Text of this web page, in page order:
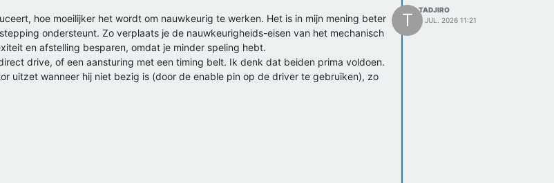
reinforcement learning die ook waardevol zijn.
hier ook een boek over geschreven, maar heeft ook wetenschappelijke
te vinden in samenwerking met Stickgold. Hierin kan je specifiek zoeken op
in de hippocampus en heet hierom ook hippocampal replay. Tijdens de slaap
ervaring.
learning en dromen op elkaar lijken met als onderzoeksvraag: Welke
hoe moeilijker het wordt om nauwkeurig te werken. Het is in mijn mening beter
ondersteunt. Zo verplaats je de nauwkeurigheids-eisen van het mechanisch
en afstelling besparen, omdat je minder speling hebt.
drive, of een aansturing met een timing belt. Ik denk dat beiden prima voldoen.
uitzet wanneer hij niet bezig is (door de enable pin op de driver te gebruiken), zo
afhankelijk van microstepping, maar dat is niet per se een groot voordeel. Vaak
niet per se een meer nauwkeurige.
trilling dempen vanwege de elasticiteit van de belt. Ook raad ik aan om het
op de belt monteert, beweegt het systeem misschien strakker, maar ook
T
TADJIRO
4 JUL. 2026 11:21